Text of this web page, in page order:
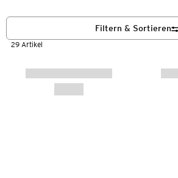
29 Artikel
Filtern & Sortieren